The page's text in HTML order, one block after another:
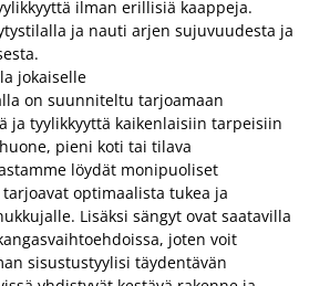
ilman erillisiä kaappeja.
ja nauti arjen sujuvuudesta ja
jokaiselle
on suunniteltu tarjoamaan
ja tyylikkyyttä kaikenlaisiin tarpeisiin
pieni koti tai tilava
löydät monipuoliset
optimaalista tukea ja
Lisäksi sängyt ovat saatavilla
joten voit
sisustustyylisi täydentävän